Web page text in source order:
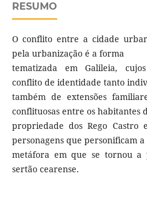
RESUMO
O conflito entre a cidade
pela urbanização é a forma
tematizada em Galileia,
conflito de identidade tanto
também de extensões
conflituosas entre os habitantes
propriedade dos Rego Castro
personagens que personificam
metáfora em que se tornou a
sertão cearense.